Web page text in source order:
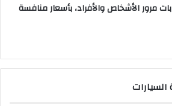
مرور الأشخاص والأفراد، بأسعار منافسة
السيارات